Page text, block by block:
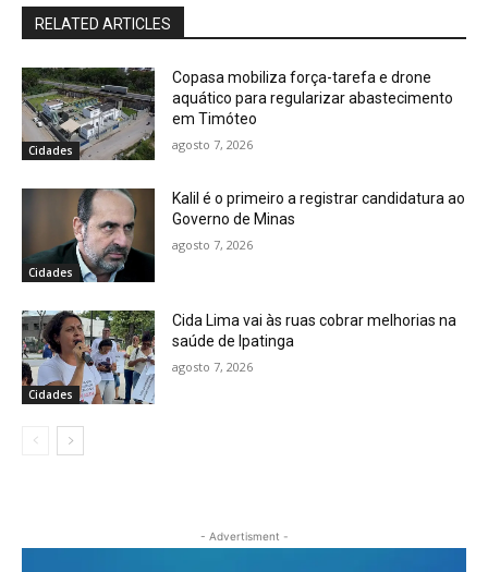
RELATED ARTICLES
Cidades
Copasa mobiliza força-tarefa e drone
aquático para regularizar abastecimento
em Timóteo
agosto 7, 2026
Cidades
Kalil é o primeiro a registrar candidatura ao
Governo de Minas
agosto 7, 2026
Cidades
Cida Lima vai às ruas cobrar melhorias na
saúde de Ipatinga
agosto 7, 2026
- Advertisment -